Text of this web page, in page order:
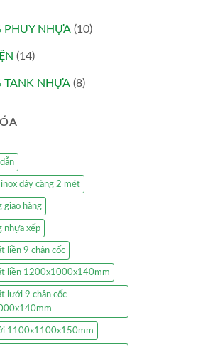
PHUY NHỰA (10)
(14)
TANK NHỰA (8)
dây căng 2 mét
giao hàng
nhựa xếp
liền 9 chân cốc
liền 1200x1000x140mm
lưới 9 chân cốc
1100x1100x150mm